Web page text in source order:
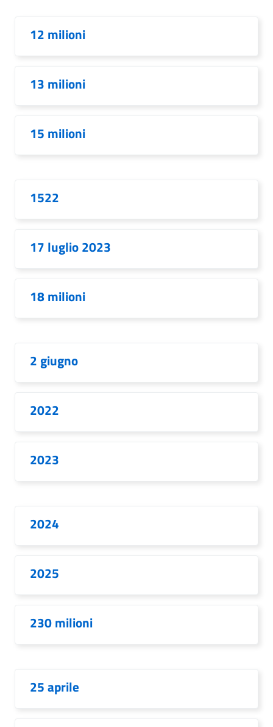
12 milioni
13 milioni
15 milioni
1522
17 luglio 2023
18 milioni
2 giugno
2022
2023
2024
2025
230 milioni
25 aprile